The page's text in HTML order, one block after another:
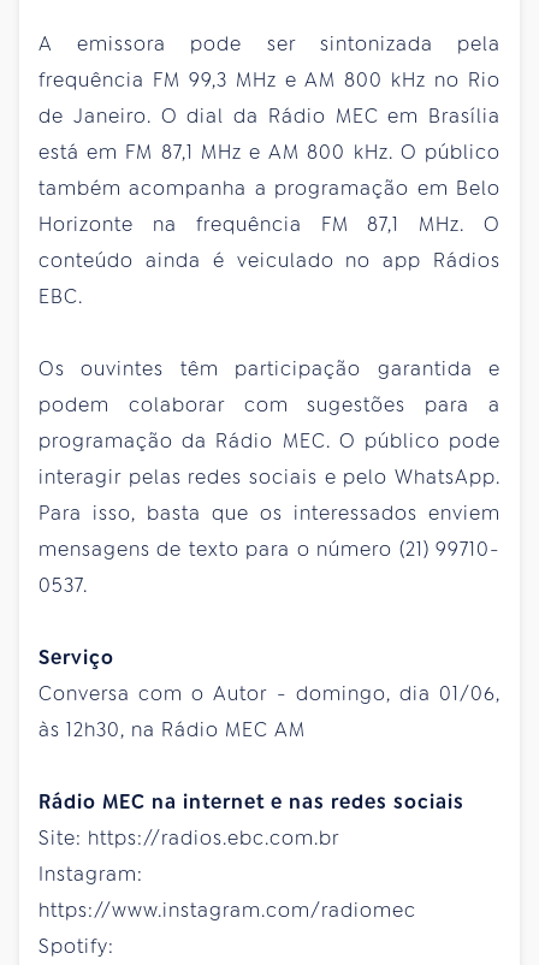
A emissora pode ser sintonizada pela
frequência FM 99,3 MHz e AM 800 kHz no Rio
de Janeiro. O dial da Rádio MEC em Brasília
está em FM 87,1 MHz e AM 800 kHz. O público
também acompanha a programação em Belo
Horizonte na frequência FM 87,1 MHz. O
conteúdo ainda é veiculado no app Rádios
EBC.
Os ouvintes têm participação garantida e
podem colaborar com sugestões para a
programação da Rádio MEC. O público pode
interagir pelas redes sociais e pelo WhatsApp.
Para isso, basta que os interessados enviem
mensagens de texto para o número (21) 99710-
0537.
Serviço
Conversa com o Autor - domingo, dia 01/06,
às 12h30, na Rádio MEC AM
Rádio MEC na internet e nas redes sociais
Site: https://radios.ebc.com.br
Instagram:
https://www.instagram.com/radiomec
Spotify: